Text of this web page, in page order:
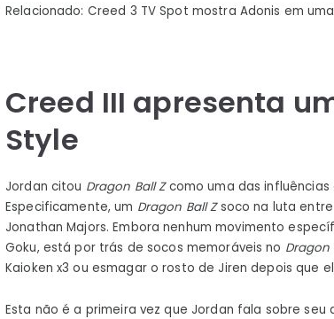
Relacionado: Creed 3 TV Spot mostra Adonis em
Creed III apresenta
Style
Jordan citou Dragon Ball Zcomo uma das
Especificamente, um Dragon Ball Zsoco na luta entre
Jonathan Majors. Embora nenhum movimento
Goku, está por trás de socos memoráveis ​​no Dragon
Kaioken x3 ou esmagar o rosto de Jiren depois que
Esta não é a primeira vez que Jordan fala sobre